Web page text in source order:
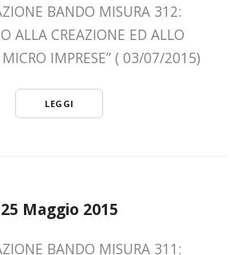
BANDO MISURA 312:
ALLA CREAZIONE ED ALLO
IMPRESE” ( 03/07/2015)
LEGGI
25 Maggio 2015
BANDO MISURA 311: